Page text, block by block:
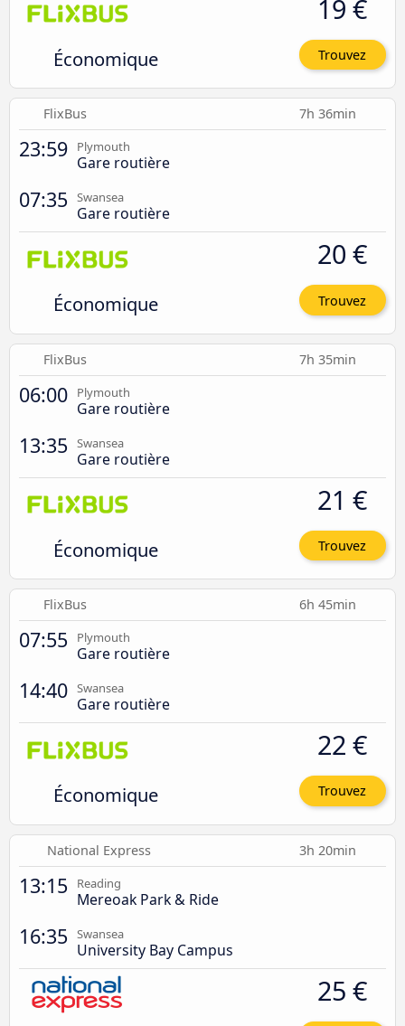
Économique
19 €
Trouvez
FlixBus 7h 36min
23:59 Plymouth
Gare routière
07:35 Swansea
Gare routière
Économique
20 €
Trouvez
FlixBus 7h 35min
06:00 Plymouth
Gare routière
13:35 Swansea
Gare routière
Économique
21 €
Trouvez
FlixBus 6h 45min
07:55 Plymouth
Gare routière
14:40 Swansea
Gare routière
Économique
22 €
Trouvez
National Express 3h 20min
13:15 Reading
Mereoak Park & Ride
16:35 Swansea
University Bay Campus
25 €